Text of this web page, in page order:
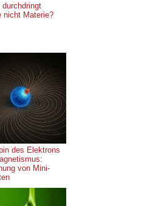
durchdringt
nicht Materie?
des Elektrons
von Mini-